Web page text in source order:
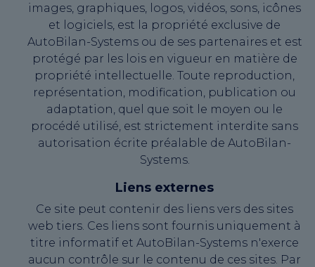
images, graphiques, logos, vidéos, sons, icônes
et logiciels, est la propriété exclusive de
AutoBilan-Systems ou de ses partenaires et est
protégé par les lois en vigueur en matière de
propriété intellectuelle. Toute reproduction,
représentation, modification, publication ou
adaptation, quel que soit le moyen ou le
procédé utilisé, est strictement interdite sans
autorisation écrite préalable de AutoBilan-
Systems.
Liens externes
Ce site peut contenir des liens vers des sites
web tiers. Ces liens sont fournis uniquement à
titre informatif et AutoBilan-Systems n'exerce
aucun contrôle sur le contenu de ces sites. Par